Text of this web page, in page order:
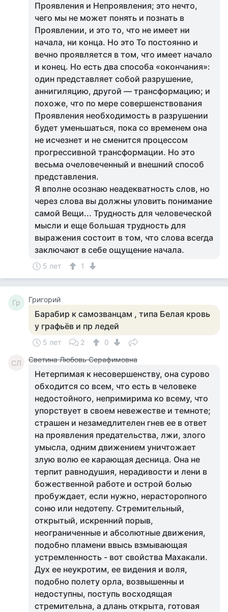
Проявления и Непроявления; это нечто,
чего мы не может понять и познать в
Проявлении, и это то, что не имеет ни
начала, ни конца. Но это То постоянно и
вечно проявляется в том, что имеет начало
и конец. Но есть два способа «окончания»:
один представляет собой разрушение,
аннигиляцию, другой — трансформацию; и
похоже, что по мере совершенствования
Проявления необходимость в разрушении
будет уменьшаться, пока со временем она
не исчезнет и не сменится процессом
прогрессивной трансформации. Но это
весьма очеловеченный и внешний способ
представления.
Я вполне осознаю неадекватность слов, но
через слова вы должны уловить понимание
самой Вещи... Трудность для человеческой
мысли и еще большая трудность для
выражения состоит в том, что слова всегда
заключают в себе ощущение начала.
5 лет 1
Гр Григорий
Барабир к самозванцам , типа Белая кровь
у графьёв и пр ледей
5 лет 2 0
СЛ Светина Любовь Серафимовна
Нетерпимая к несовершенству, она сурово
обходится со всем, что есть в человеке
недостойного, непримирима ко всему, что
упорствует в своем невежестве и темноте;
страшен и незамедлителен гнев ее в ответ
на проявления предательства, лжи, злого
умысла, одним движением уничтожает
злую волю ее карающая десница. Она не
терпит равнодушия, нерадивости и лени в
божественной работе и острой болью
пробуждает, если нужно, нерасторопного
соню или недотепу. Стремительный,
открытый, искренний порыв,
неограниченные и абсолютные движения,
подобно пламени ввысь взмывающая
устремленность - вот свойства Махакали.
Дух ее неукротим, ее видения и воля,
подобно полету орла, возвышенны и
недоступны, поступь восходящая
стремительна, а длань открыта, готовая